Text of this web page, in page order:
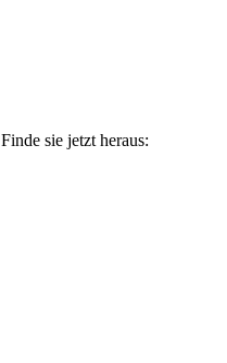
Finde sie jetzt heraus: